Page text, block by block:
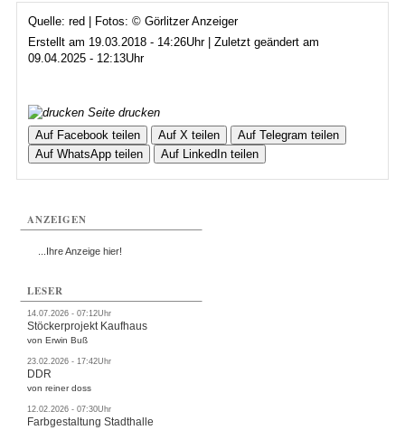
Quelle: red | Fotos: © Görlitzer Anzeiger
Erstellt am 19.03.2018 - 14:26Uhr | Zuletzt geändert am
09.04.2025 - 12:13Uhr
Seite drucken
Auf Facebook teilen
Auf X teilen
Auf Telegram teilen
Auf WhatsApp teilen
Auf LinkedIn teilen
ANZEIGEN
...Ihre Anzeige hier!
LESER
14.07.2026 - 07:12Uhr
Stöckerprojekt Kaufhaus
von Erwin Buß
23.02.2026 - 17:42Uhr
DDR
von reiner doss
12.02.2026 - 07:30Uhr
Farbgestaltung Stadthalle